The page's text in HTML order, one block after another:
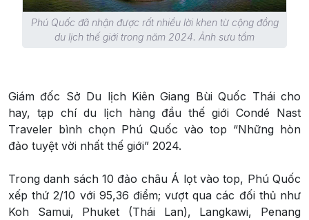
Phú Quốc đã nhận được rất nhiều lời khen từ cộng đồng
du lịch thế giới trong năm 2024. Ảnh sưu tầm
Giám đốc Sở Du lịch Kiên Giang Bùi Quốc Thái cho
hay, tạp chí du lịch hàng đầu thế giới Condé Nast
Traveler bình chọn Phú Quốc vào top “Những hòn
đảo tuyệt vời nhất thế giới” 2024.
Trong danh sách 10 đảo châu Á lọt vào top, Phú Quốc
xếp thứ 2/10 với 95,36 điểm; vượt qua các đối thủ như
Koh Samui, Phuket (Thái Lan), Langkawi, Penang